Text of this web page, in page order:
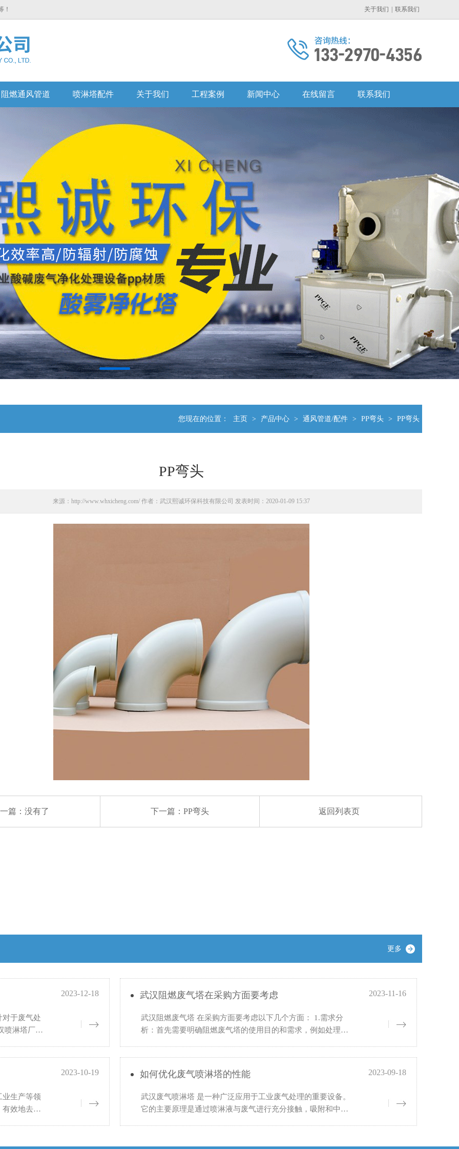
！ 关于我们 联系我们
阻燃通风管道 喷淋塔配件 关于我们 工程案例 新闻中心 在线留言 联系我们
您现在的位置： 主页 > 产品中心 > 通风管道/配件 > PP弯头 > PP弯头
PP弯头
来源：http://www.whxicheng.com/ 作者：武汉熙诚环保科技有限公司 发表时间：2020-01-09 15:37
篇：没有了 下一篇： PP弯头 返回列表页
更多
2023-12-18
对于废气处
喷淋塔厂家
武汉阻燃废气塔在采购方面要考虑 2023-11-16
武汉阻燃废气塔 在采购方面要考虑以下几个方面： 1.需求分
析：首先需要明确阻燃废气塔的使用目的和需求，例如处理废
2023-10-19
业生产等领
有效地去除
如何优化废气喷淋塔的性能 2023-09-18
武汉废气喷淋塔 是一种广泛应用于工业废气处理的重要设备。
它的主要原理是通过喷淋液与废气进行充分接触，吸附和中和